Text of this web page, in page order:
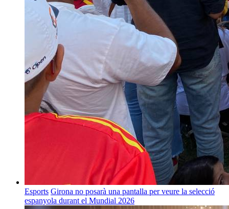
Esports Girona no posarà una pantalla per veure la selecció
espanyola durant el Mundial 2026